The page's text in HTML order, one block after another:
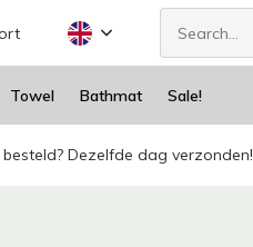
Towel Bathmat Sale!
Dezelfde dag verzonden!